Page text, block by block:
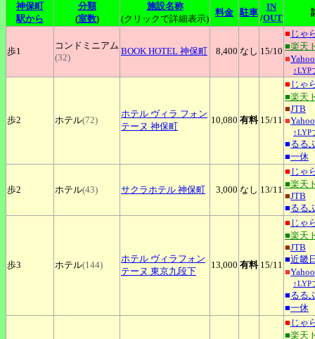
神保町
駅から
分類
(室数)
施設名称
(クリックで詳細表示)
料金 駐車
IN
/OUT
歩1
コンドミニアム
(32)
BOOK HOTEL 神保町 8,400 なし 15/10
■ じゃ
■楽天
■
↑LYP
歩2 ホテル(72)
ホテル ヴィラ フォン
テーヌ 神保町
10,080 有料 15/11
■ じゃ
■楽天
■JTB
■
↑LYP
■るる
■一休
歩2 ホテル(43) サクラホテル 神保町 3,000 なし 13/11
■ じゃ
■楽天
■JTB
■るる
歩3 ホテル(144)
ホテル ヴィラフォン
テーヌ 東京九段下
13,000 有料 15/11
■ じゃ
■楽天
■JTB
■近畿
■
↑LYP
■るる
■一休
■ じゃ
■楽天